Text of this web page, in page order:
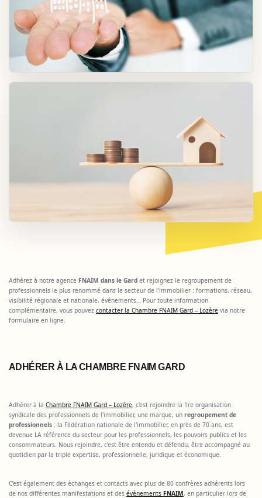
Adhérez à notre agence FNAIM dans le Gard et rejoignez le regroupement de
professionnels le plus renommé dans le secteur de l'immobilier : formations, réseau,
visibilité régionale et nationale, événements… Pour toute information
complémentaire, vous pouvez contacter la Chambre FNAIM Gard – Lozère via notre
formulaire en ligne.
ADHÉRER À LA CHAMBRE FNAIM GARD
Adhérer à la Chambre FNAIM Gard – Lozère, c'est rejoindre la 1re organisation
syndicale des professionnels de l'immobilier, une marque, un regroupement de
professionnels : la Fédération nationale de l'immobilier, en près de 70 ans, est
devenue LA référence du secteur pour les professionnels, les pouvoirs publics et les
consommateurs. Nous rejoindre, c'est être entendu et défendu, être accompagné au
quotidien par la triple expertise, professionnelle, juridique et économique.
C’est également des échanges et contacts avec plus de 80 confrères adhérents lors
de nos différentes manifestations et des événements FNAIM, en particulier lors de